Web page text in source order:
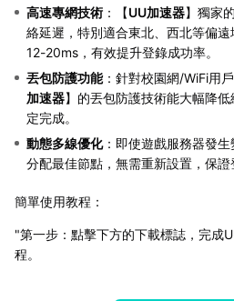
高速專網技術 ：【UU加速器】獨家
絡延遲，特別適合東北、西北等偏
12-20ms，有效提升登錄成功率。
丟包防護功能：針對校園網/WiFi用
加速器】的丟包防護技術能大幅降
定完成。
動態多線優化：即使遊戲服務器發生
分配最佳節點，無需重新設置，保證
簡單使用教程：
"第一步：點擊下方的下載標誌，完成
程。